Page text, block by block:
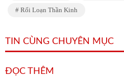
Rối Loạn Thần Kinh
TIN CÙNG CHUYÊN MỤC
ĐỌC THÊM